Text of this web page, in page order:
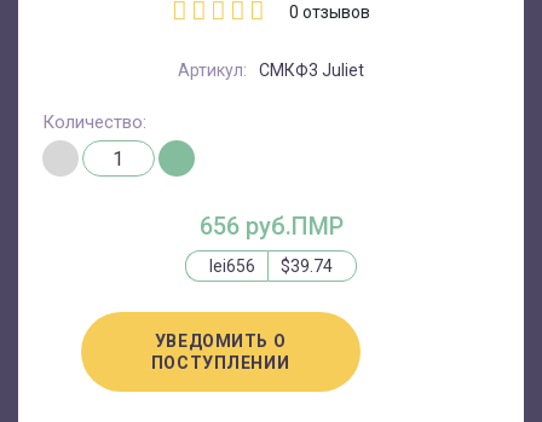
0 отзывов
Артикул: СМКФ3 Juliet
656 руб.ПМР
lei656 $39.74
УВЕДОМИТЬ О
ПОСТУПЛЕНИИ
Количество: